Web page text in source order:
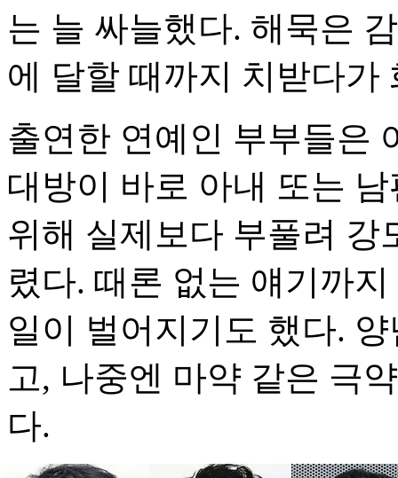
는 늘 싸늘했다. 해묵은
에 달할 때까지 치받다가
출연한 연예인 부부들은
대방이 바로 아내 또는
위해 실제보다 부풀려 강
렸다. 때론 없는 얘기까
일이 벌어지기도 했다.
고, 나중엔 마약 같은 극
다.